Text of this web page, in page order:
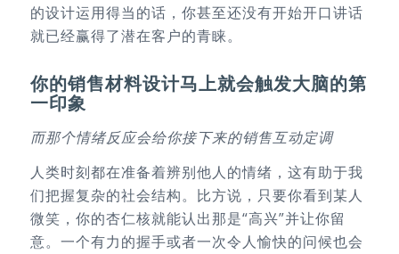
的设计运用得当的话，你甚至还没有开始开口讲话
就已经赢得了潜在客户的青睐。
你的销售材料设计马上就会触发大脑的第
一印象
而那个情绪反应会给你接下来的销售互动定调
人类时刻都在准备着辨别他人的情绪，这有助于我
们把握复杂的社会结构。比方说，只要你看到某人
微笑，你的杏仁核就能认出那是“高兴”并让你留
意。一个有力的握手或者一次令人愉快的问候也会